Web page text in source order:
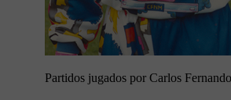
Partidos jugados por Carlos